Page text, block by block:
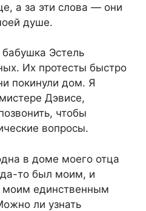
а за эти слова — они
душе.
Эстель
Их протесты быстро
покинули дом. Я
Дэвисе,
чтобы
вопросы.
в доме моего отца
то был моим, и
моим единственным
ли узнать